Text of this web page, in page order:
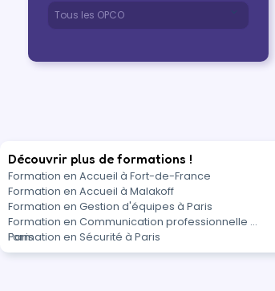
Découvrir plus de formations !
Formation en Accueil à Fort-de-France
Formation en Accueil à Malakoff
Formation en Gestion d'équipes à Paris
Formation en Communication professionnelle à
Paris
Formation en Sécurité à Paris